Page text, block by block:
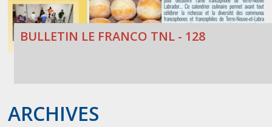
BULLETIN LE FRANCO TNL - 128
ARCHIVES